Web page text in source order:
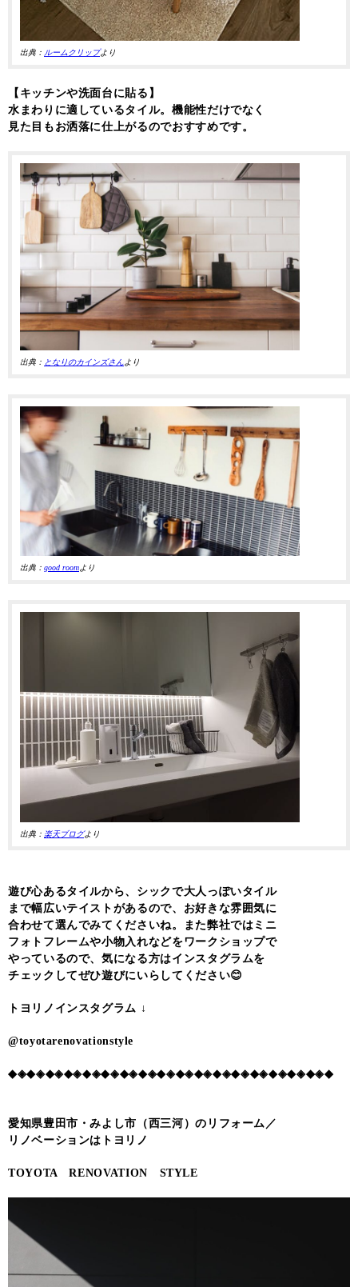
出典： ルームクリップより
【キッチンや洗面台に貼る】
水まわりに適しているタイル。機能性だけでなく
見た目もお洒落に仕上がるのでおすすめです。
出典： となりのカインズさん より
出典： good roomより
出典： 楽天ブログより
遊び心あるタイルから、シックで大人っぽいタイル
まで幅広いテイストがあるので、お好きな雰囲気に
合わせて選んでみてくださいね。また弊社ではミニ
フォトフレームや小物入れなどをワークショップで
やっているので、気になる方はインスタグラムを
チェックしてぜひ遊びにいらしてください😊
トヨリノインスタグラム ↓
@toyotarenovationstyle
◆◈◆◈◆◈◆◈◆◈◆◈◆◈◆◈◆◈◆◈◆◈◆◈◆◈◆◈◆◈◆◈◆◈◆
愛知県豊田市・みよし市（西三河）のリフォーム／
リノベーションはトヨリノ
TOYOTA RENOVATION STYLE